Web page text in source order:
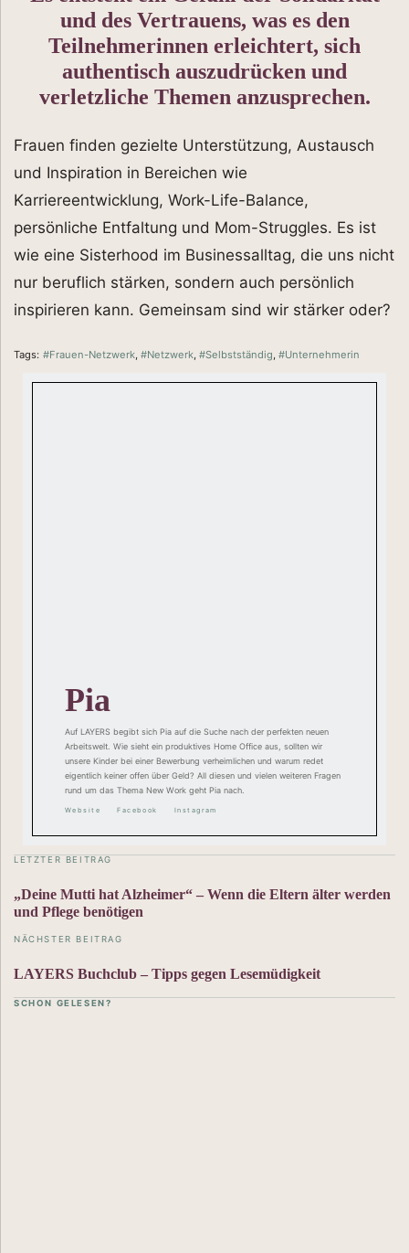
und des Vertrauens, was es den
Teilnehmerinnen erleichtert, sich
authentisch auszudrücken und
verletzliche Themen anzusprechen.
Frauen finden gezielte Unterstützung, Austausch
und Inspiration in Bereichen wie
Karriereentwicklung, Work-Life-Balance,
persönliche Entfaltung und Mom-Struggles. Es ist
wie eine Sisterhood im Businessalltag, die uns nicht
nur beruflich stärken, sondern auch persönlich
inspirieren kann. Gemeinsam sind wir stärker oder?
Tags: #Frauen-Netzwerk, #Netzwerk, #Selbstständig, #Unternehmerin
Pia
Auf LAYERS begibt sich Pia auf die Suche nach der perfekten neuen
Arbeitswelt. Wie sieht ein produktives Home Office aus, sollten wir
unsere Kinder bei einer Bewerbung verheimlichen und warum redet
eigentlich keiner offen über Geld? All diesen und vielen weiteren Fragen
rund um das Thema New Work geht Pia nach.
Website Facebook Instagram
LETZTER BEITRAG
„Deine Mutti hat Alzheimer“ – Wenn die Eltern älter werden
und Pflege benötigen
NÄCHSTER BEITRAG
LAYERS Buchclub – Tipps gegen Lesemüdigkeit
SCHON GELESEN?